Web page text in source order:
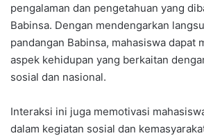
pengalaman dan pengetahuan yang
Babinsa. Dengan mendengarkan
pandangan Babinsa, mahasiswa dapat
aspek kehidupan yang berkaitan
sosial dan nasional.
Interaksi ini juga memotivasi
dalam kegiatan sosial dan